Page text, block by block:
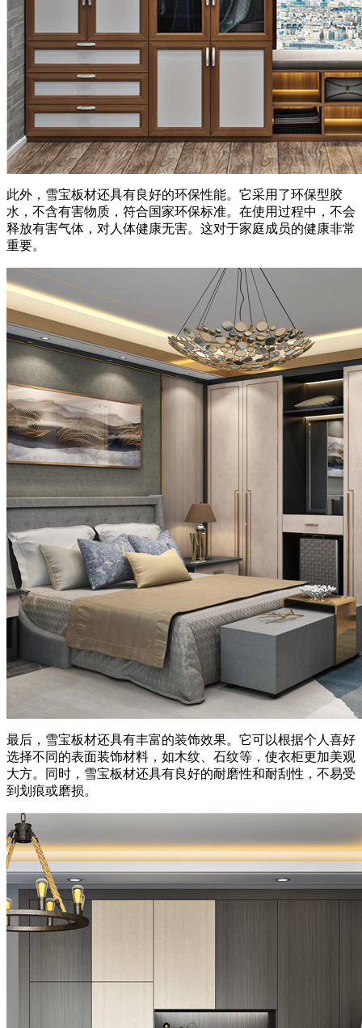
此外，雪宝板材还具有良好的环保性能。它采用了环保型胶
水，不含有害物质，符合国家环保标准。在使用过程中，不会
释放有害气体，对人体健康无害。这对于家庭成员的健康非常
重要。
最后，雪宝板材还具有丰富的装饰效果。它可以根据个人喜好
选择不同的表面装饰材料，如木纹、石纹等，使衣柜更加美观
大方。同时，雪宝板材还具有良好的耐磨性和耐刮性，不易受
到划痕或磨损。